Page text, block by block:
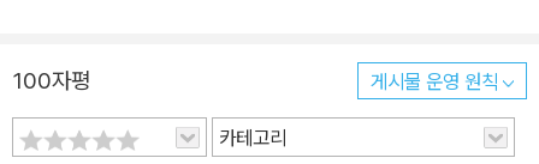
머니를 보호할 방법을 모색한다. 한 폭의 그림처럼 아름다운 트루빌
바닷가의 풍광 묘사를 배경으로 인물 심리변화의 추이를 섬세하게 따
라가며 완벽한 짜임새를 보여주는 이 작품에는 “참 고약하지, 삶이란
100자평 게시물 운영 원칙
카테고리